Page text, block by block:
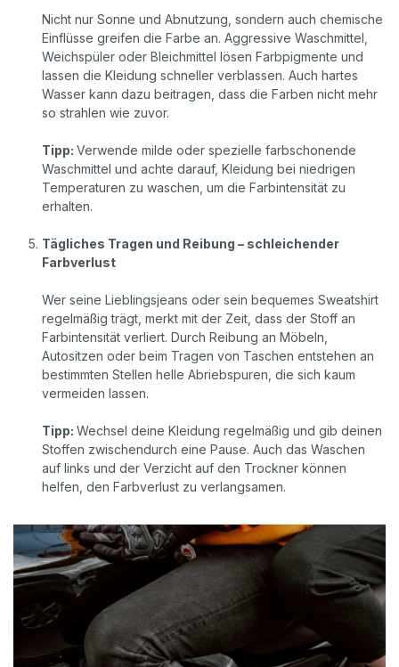
Nicht nur Sonne und Abnutzung, sondern auch chemische
Einflüsse greifen die Farbe an. Aggressive Waschmittel,
Weichspüler oder Bleichmittel lösen Farbpigmente und
lassen die Kleidung schneller verblassen. Auch hartes
Wasser kann dazu beitragen, dass die Farben nicht mehr
so strahlen wie zuvor.
Tipp: Verwende milde oder spezielle farbschonende
Waschmittel und achte darauf, Kleidung bei niedrigen
Temperaturen zu waschen, um die Farbintensität zu
erhalten.
Tägliches Tragen und Reibung – schleichender
Farbverlust
Wer seine Lieblingsjeans oder sein bequemes Sweatshirt
regelmäßig trägt, merkt mit der Zeit, dass der Stoff an
Farbintensität verliert. Durch Reibung an Möbeln,
Autositzen oder beim Tragen von Taschen entstehen an
bestimmten Stellen helle Abriebspuren, die sich kaum
vermeiden lassen.
Tipp: Wechsel deine Kleidung regelmäßig und gib deinen
Stoffen zwischendurch eine Pause. Auch das Waschen
auf links und der Verzicht auf den Trockner können
helfen, den Farbverlust zu verlangsamen.